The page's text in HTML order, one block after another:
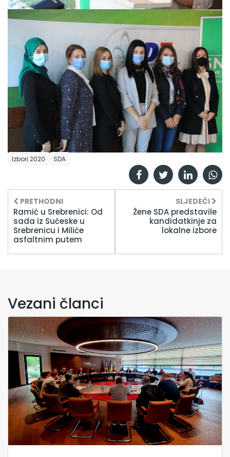
Izbori 2020 SDA
PRETHODNI
Ramić u Srebrenici: Od
sada iz Sućeske u
Srebrenicu i Miliće
asfaltnim putem
SLJEDEĆI
Žene SDA predstavile
kandidatkinje za
lokalne izbore
Vezani članci